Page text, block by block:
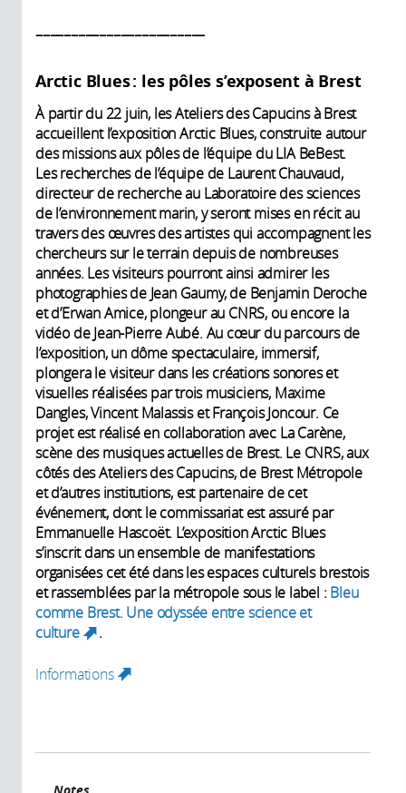
––––––––––––––––––––––––
Arctic Blues : les pôles s’exposent à Brest
À partir du 22 juin, les Ateliers des Capucins à Brest
accueillent l’exposition Arctic Blues, construite autour
des missions aux pôles de l’équipe du LIA BeBest.
Les recherches de l’équipe de Laurent Chauvaud,
directeur de recherche au Laboratoire des sciences
de l’environnement marin, y seront mises en récit au
travers des œuvres des artistes qui accompagnent les
chercheurs sur le terrain depuis de nombreuses
années. Les visiteurs pourront ainsi admirer les
photographies de Jean Gaumy, de Benjamin Deroche
et d’Erwan Amice, plongeur au CNRS, ou encore la
vidéo de Jean-Pierre Aubé. Au cœur du parcours de
l’exposition, un dôme spectaculaire, immersif,
plongera le visiteur dans les créations sonores et
visuelles réalisées par trois musiciens, Maxime
Dangles, Vincent Malassis et François Joncour. Ce
projet est réalisé en collaboration avec La Carène,
scène des musiques actuelles de Brest. Le CNRS, aux
côtés des Ateliers des Capucins, de Brest Métropole
et d’autres institutions, est partenaire de cet
événement, dont le commissariat est assuré par
Emmanuelle Hascoët. L’exposition Arctic Blues
s’inscrit dans un ensemble de manifestations
organisées cet été dans les espaces culturels brestois
et rassemblées par la métropole sous le label : Bleu
comme Brest. Une odyssée entre science et
culture
(link is external)
.
Informations (link is external)